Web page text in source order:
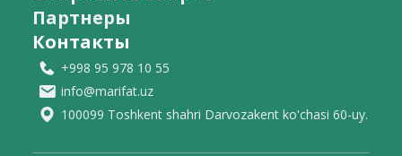
Партнеры
Контакты
+998 95 978 10 55
info@marifat.uz
100099 Toshkent shahri Darvozakent ko'chasi 60-uy.